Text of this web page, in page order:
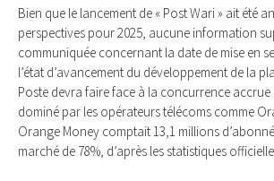
Bien que le lancement de « Post Wari » ait été
perspectives pour 2025, aucune information
communiquée concernant la date de mise en
l’état d’avancement du développement de la
Poste devra faire face à la concurrence accrue
dominé par les opérateurs télécoms comme
Orange Money comptait 13,1 millions
marché de 78%, d’après les statistiques